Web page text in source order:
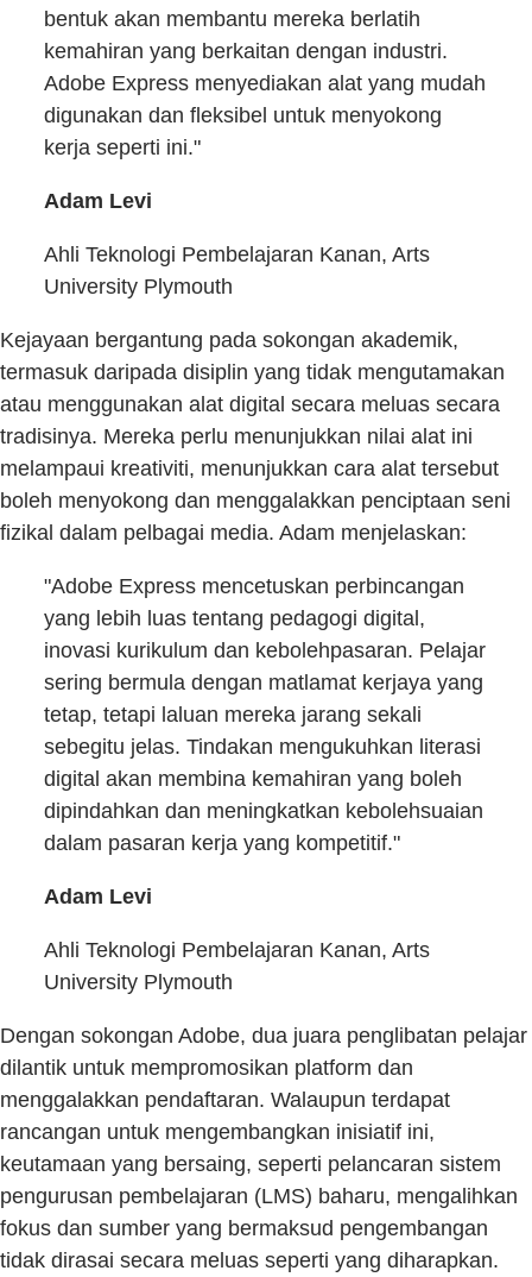
bentuk akan membantu mereka berlatih
kemahiran yang berkaitan dengan industri.
Adobe Express menyediakan alat yang mudah
digunakan dan fleksibel untuk menyokong
kerja seperti ini."
Adam Levi
Ahli Teknologi Pembelajaran Kanan, Arts
University Plymouth
Kejayaan bergantung pada sokongan akademik,
termasuk daripada disiplin yang tidak mengutamakan
atau menggunakan alat digital secara meluas secara
tradisinya. Mereka perlu menunjukkan nilai alat ini
melampaui kreativiti, menunjukkan cara alat tersebut
boleh menyokong dan menggalakkan penciptaan seni
fizikal dalam pelbagai media. Adam menjelaskan:
"Adobe Express mencetuskan perbincangan
yang lebih luas tentang pedagogi digital,
inovasi kurikulum dan kebolehpasaran. Pelajar
sering bermula dengan matlamat kerjaya yang
tetap, tetapi laluan mereka jarang sekali
sebegitu jelas. Tindakan mengukuhkan literasi
digital akan membina kemahiran yang boleh
dipindahkan dan meningkatkan kebolehsuaian
dalam pasaran kerja yang kompetitif."
Adam Levi
Ahli Teknologi Pembelajaran Kanan, Arts
University Plymouth
Dengan sokongan Adobe, dua juara penglibatan pelajar
dilantik untuk mempromosikan platform dan
menggalakkan pendaftaran. Walaupun terdapat
rancangan untuk mengembangkan inisiatif ini,
keutamaan yang bersaing, seperti pelancaran sistem
pengurusan pembelajaran (LMS) baharu, mengalihkan
fokus dan sumber yang bermaksud pengembangan
tidak dirasai secara meluas seperti yang diharapkan.